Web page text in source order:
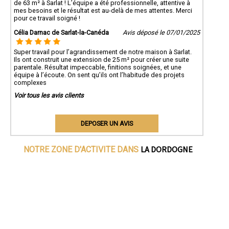
de 63 m² à Sarlat ! L’équipe a été professionnelle, attentive à
mes besoins et le résultat est au-delà de mes attentes. Merci
pour ce travail soigné !
Célia Darnac de Sarlat-la-Canéda
Avis déposé le 07/01/2025
Super travail pour l’agrandissement de notre maison à Sarlat.
Ils ont construit une extension de 25 m² pour créer une suite
parentale. Résultat impeccable, finitions soignées, et une
équipe à l’écoute. On sent qu’ils ont l’habitude des projets
complexes
Voir tous les avis clients
DEPOSER UN AVIS
NOTRE ZONE D'ACTIVITE DANS LA DORDOGNE